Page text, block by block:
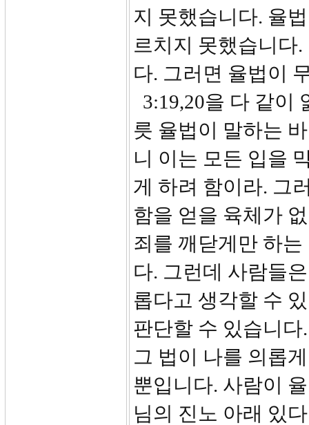
지 못했습니다. 율
르치지 못했습니다
다. 그러면 율법이
3:19,20을 다 같이
릇 율법이 말하는
니 이는 모든 입을
게 하려 함이라. 그
함을 얻을 육체가
죄를 깨닫게만 하
다. 그런데 사람들
롭다고 생각할 수
판단할 수 있습니
그 법이 나를 의롭
뿐입니다. 사람이
님의 진노 아래 있